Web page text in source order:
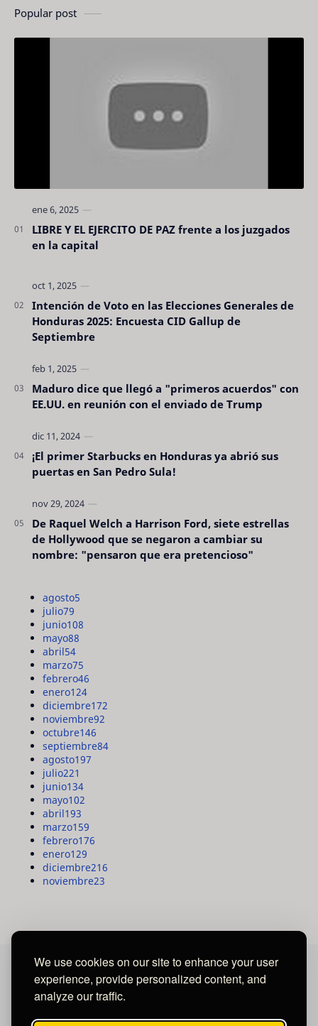
We use cookies on our site to enhance your user
experience, provide personalized content, and
analyze our traffic.
Popular post
LIBRE Y EL EJERCITO DE PAZ frente a los juzgados
en la capital
Intención de Voto en las Elecciones Generales de
Honduras 2025: Encuesta CID Gallup de
Septiembre
Maduro dice que llegó a "primeros acuerdos" con
EE.UU. en reunión con el enviado de Trump
¡El primer Starbucks en Honduras ya abrió sus
puertas en San Pedro Sula!
De Raquel Welch a Harrison Ford, siete estrellas
de Hollywood que se negaron a cambiar su
nombre: "pensaron que era pretencioso"
agosto5
julio79
junio108
mayo88
abril54
marzo75
febrero46
enero124
diciembre172
noviembre92
octubre146
septiembre84
agosto197
julio221
junio134
mayo102
abril193
marzo159
febrero176
enero129
diciembre216
noviembre23
MAYA MEDIA GROUP